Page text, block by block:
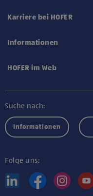
Karriere bei HOFER
Informationen
HOFER im Web
Suche nach:
Informationen
Folge uns: